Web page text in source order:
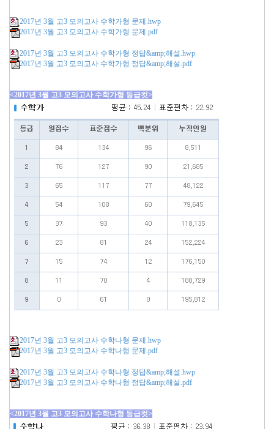
2017년 3월 고3 모의고사 수학가형 문제.hwp
2017년 3월 고3 모의고사 수학가형 문제.pdf
2017년 3월 고3 모의고사 수학가형 정답&amp;해설.hwp
2017년 3월 고3 모의고사 수학가형 정답&amp;해설.pdf
<2017년 3월 고3 모의고사 수학가형 등급컷>
2017년 3월 고3 모의고사 수학나형 문제.hwp
2017년 3월 고3 모의고사 수학나형 문제.pdf
2017년 3월 고3 모의고사 수학나형 정답&amp;해설.hwp
2017년 3월 고3 모의고사 수학나형 정답&amp;해설.pdf
<2017년 3월 고3 모의고사 수학나형 등급컷>